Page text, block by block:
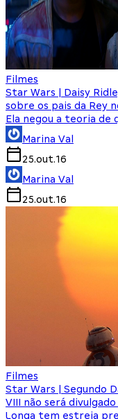
Filmes
Star Wars | Daisy
sobre os pais da Rey
Ela negou a teoria de
Marina Val
25.out.16
Marina Val
25.out.16
Filmes
Star Wars | Segundo
VIII não será
Longa tem estreia